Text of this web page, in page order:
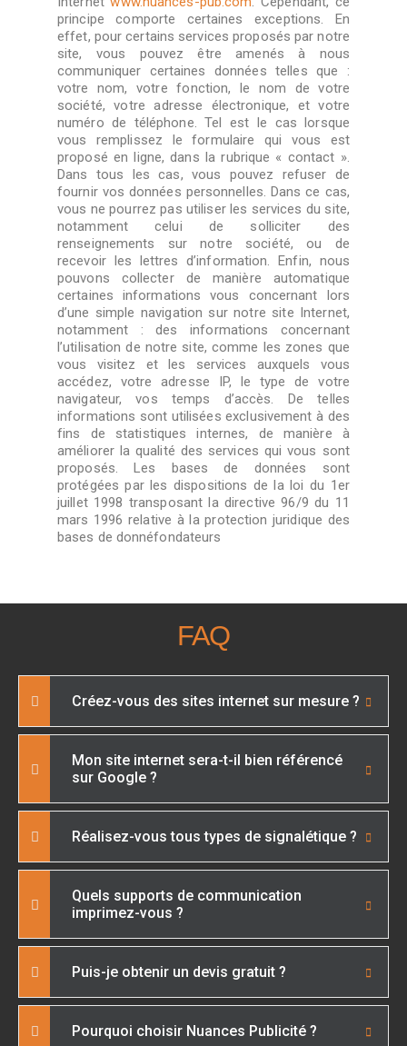
principe comporte certaines exceptions. En
effet, pour certains services proposés par notre
site, vous pouvez être amenés à nous
communiquer certaines données telles que :
votre nom, votre fonction, le nom de votre
société, votre adresse électronique, et votre
numéro de téléphone. Tel est le cas lorsque
vous remplissez le formulaire qui vous est
proposé en ligne, dans la rubrique « contact ».
Dans tous les cas, vous pouvez refuser de
fournir vos données personnelles. Dans ce cas,
vous ne pourrez pas utiliser les services du site,
notamment celui de solliciter des
renseignements sur notre société, ou de
recevoir les lettres d’information. Enfin, nous
pouvons collecter de manière automatique
certaines informations vous concernant lors
d’une simple navigation sur notre site Internet,
notamment : des informations concernant
l’utilisation de notre site, comme les zones que
vous visitez et les services auxquels vous
accédez, votre adresse IP, le type de votre
navigateur, vos temps d’accès. De telles
informations sont utilisées exclusivement à des
fins de statistiques internes, de manière à
améliorer la qualité des services qui vous sont
proposés. Les bases de données sont
protégées par les dispositions de la loi du 1er
juillet 1998 transposant la directive 96/9 du 11
mars 1996 relative à la protection juridique des
bases de donnéfondateurs
FAQ
Créez-vous des sites internet sur mesure ?
Mon site internet sera-t-il bien référencé
sur Google ?
Réalisez-vous tous types de signalétique ?
Quels supports de communication
imprimez-vous ?
Puis-je obtenir un devis gratuit ?
Pourquoi choisir Nuances Publicité ?